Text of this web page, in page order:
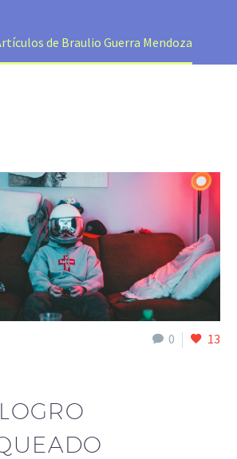
de Braulio Guerra Mendoza
0
13
LOGRO